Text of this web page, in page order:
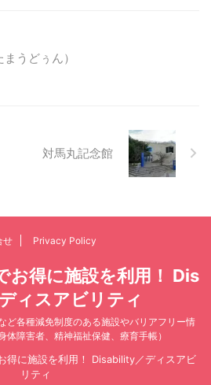
うどぅん）
対馬丸記念館
せ Privacy Policy
お得に施設を利用！ Dis
ィスアビリティ
ど各種減免制度のある施設やバリアフリー情
体障害者、精神福祉保健、療育手帳）
に施設を利用！ Disability／ディスアビ
リティ